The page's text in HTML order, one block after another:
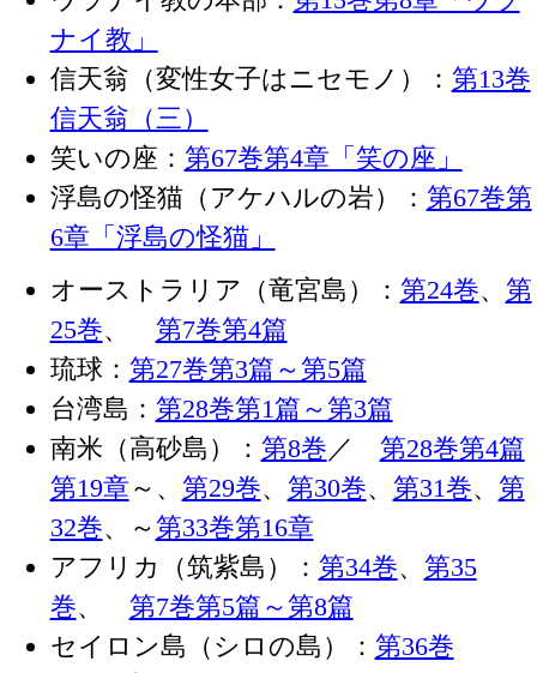
ナイ教」
信天翁（変性女子はニセモノ）： 第13巻
信天翁（三）
笑いの座： 第67巻第4章「笑の座」
浮島の怪猫（アケハルの岩）： 第67巻第
6章「浮島の怪猫」
オーストラリア（竜宮島）： 第24巻、 第
25巻、 第7巻第4篇
琉球： 第27巻第3篇～第5篇
台湾島： 第28巻第1篇～第3篇
南米（高砂島）： 第8巻 ／ 第28巻第4篇
第19章 ～、 第29巻、 第30巻、 第31巻、 第
32巻、～第33巻第16章
アフリカ（筑紫島）： 第34巻、 第35
巻、 第7巻第5篇～第8篇
セイロン島（シロの島）： 第36巻